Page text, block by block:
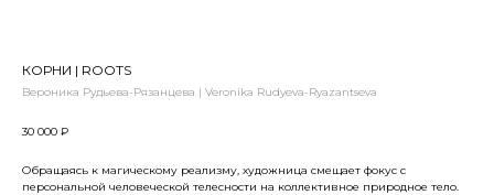
КОРНИ | ROOTS
Вероника Рудьева-Рязанцева | Veronika Rudyeva-Ryazantseva
30 000 ₽
Обращаясь к магическому реализму, художница смещает фокус с
персональной человеческой телесности на коллективное природное тело.